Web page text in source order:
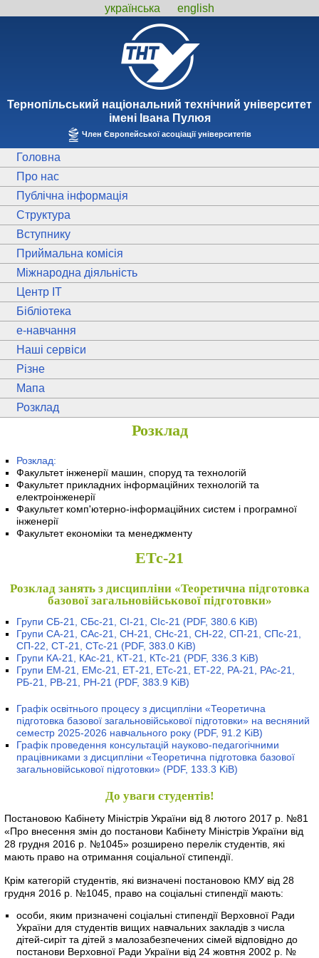
українська english
Тернопiльський національний технiчний унiверситет
iменi Iвана Пулюя
Член Європейської асоціації університетів
Головна
Про нас
Публічна інформація
Структура
Вступнику
Приймальна комісія
Міжнародна діяльність
Центр ІТ
Бібліотека
e-навчання
Наші сервіси
Різне
Мапа
Розклад
Розклад
Розклад:
Факультет інженерії машин, споруд та технологій
Факультет прикладних інформаційних технологій та
електроінженерії
Факультет комп'ютерно-інформаційних систем і програмної
інженерії
Факультет економіки та менеджменту
ЕТс-21
Розклад занять з дисципліни «Теоретична підготовка
базової загальновійськової підготовки»
Групи СБ-21, СБс-21, СІ-21, СІс-21 (PDF, 380.6 KiB)
Групи СА-21, САс-21, СН-21, СНс-21, СН-22, СП-21, СПс-21,
СП-22, СТ-21, СТс-21 (PDF, 383.0 KiB)
Групи КА-21, КАс-21, КТ-21, КТс-21 (PDF, 336.3 KiB)
Групи ЕМ-21, ЕМс-21, ЕТ-21, ЕТс-21, ЕТ-22, РА-21, РАс-21,
РБ-21, РВ-21, РН-21 (PDF, 383.9 KiB)
Графік освітнього процесу з дисципліни «Теоретична
підготовка базової загальновійськової підготовки» на весняний
семестр 2025-2026 навчального року (PDF, 91.2 KiB)
Графік проведення консультацій науково-педагогічними
працівниками з дисципліни «Теоретична підготовка базової
загальновійськової підготовки» (PDF, 133.3 KiB)
До уваги студентів!
Постановою Кабінету Міністрів України від 8 лютого 2017 р. №81
«Про внесення змін до постанови Кабінету Міністрів України від
28 грудня 2016 р. №1045» розширено перелік студентів, які
мають право на отримання соціальної стипендії.
Крім категорій студентів, які визначені постановою КМУ від 28
грудня 2016 р. №1045, право на соціальні стипендії мають:
особи, яким призначені соціальні стипендії Верховної Ради
України для студентів вищих навчальних закладів з числа
дітей-сиріт та дітей з малозабезпечених сімей відповідно до
постанови Верховної Ради України від 24 жовтня 2002 р. №